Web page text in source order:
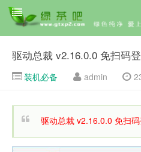
驱动总裁 v2.16.0.0 免扫码
装机必备 admin
驱动总裁 v2.16.0.0 免扫